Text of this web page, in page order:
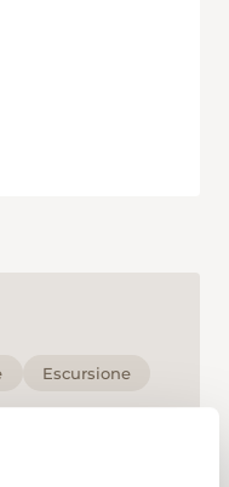
Escursione